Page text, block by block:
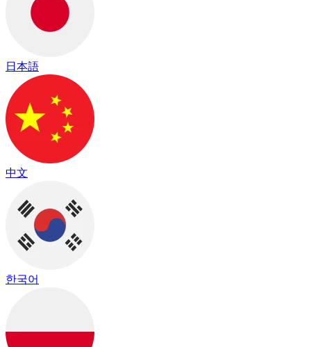
日本語
中文
한국어